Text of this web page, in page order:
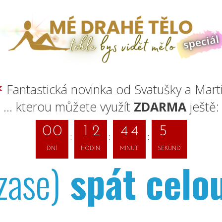
Fantastická novinka od Svatušky a
... kterou můžete využít ZDARMAještě:
00
DNÍ
1 2
HODIN
4 4
MINUT
49
SEKUND
spát